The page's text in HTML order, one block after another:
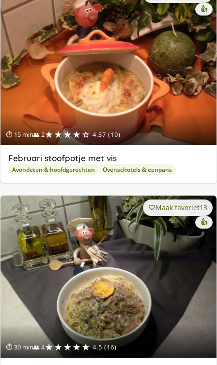
⏱ 15 min👥 2★★★★☆ 4.37 (19)
👍
Februari stoofpotje met vis
Avondeten & hoofdgerechten Ovenschotels & eenpans
⏱ 30 min👥 4★★★★★ 4.5 (16)
Maak favoriet13
👍